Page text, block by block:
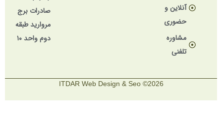
آنلاین و
حضوری
مشاوره
تلفنی
صادرات برج
مروارید طبقه
دوم واحد ۱۰
2026© ITDAR Web Design & Seo